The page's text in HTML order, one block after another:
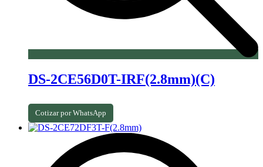
DS-2CE56D0T-IRF(2.8mm)(C)
Cotizar por WhatsApp